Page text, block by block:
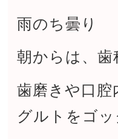
雨のち曇り
朝からは、歯
歯磨きや口
グルトをゴ